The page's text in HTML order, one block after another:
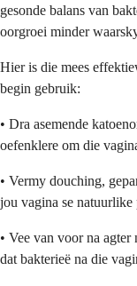
gesonde balans van
oorgroei minder
Hier is die mees
begin gebruik:
• Dra asemende
oefenklere om die
• Vermy douching,
jou vagina se
• Vee van voor na
dat bakterieë na die